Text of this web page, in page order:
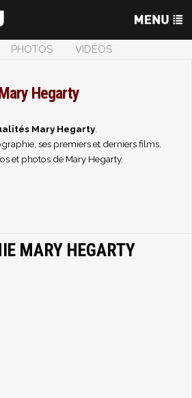
PHOTOS
VIDÉOS
Hegarty
Mary Hegarty.
ses premiers et derniers films.
et photos de Mary Hegarty.
MARY HEGARTY